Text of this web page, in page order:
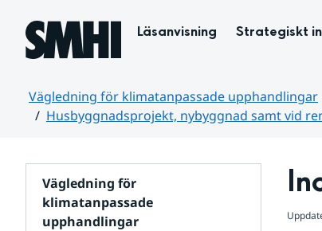
Hoppa till sidans innehåll
Läsanvisning Strategiskt
Vägledning för klimatanpassade upphandlingar
Husbyggnadsprojekt, nybyggnad samt vid
Vägledning för
klimatanpassade
upphandlingar